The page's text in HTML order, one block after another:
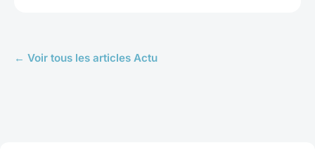
← Voir tous les articles Actu